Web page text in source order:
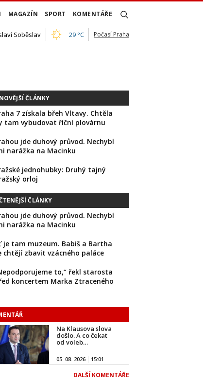
MAGAZÍN SPORT KOMENTÁŘE
Soběslav 29 °C Počasí Praha
ČLÁNKY
7 získala břeh Vltavy. Chtěla
tam vybudovat říční plovárnu
jde duhový průvod. Nechybí
narážka na Macinku
jednohubky: Druhý tajný
orloj
ČLÁNKY
jde duhový průvod. Nechybí
narážka na Macinku
je tam muzeum. Babiš a Bartha
chtějí zbavit vzácného paláce
to,“ řekl starosta
koncertem Marka Ztraceného
Na Klausova slova
došlo. A co čekat
od voleb…
05. 08. 2026 15:01
DALŠÍ KOMENTÁŘE